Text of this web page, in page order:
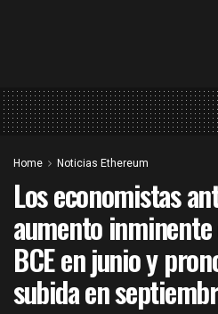
Home Noticias Ethereum
Los economistas
aumento
BCE en junio y
subida en